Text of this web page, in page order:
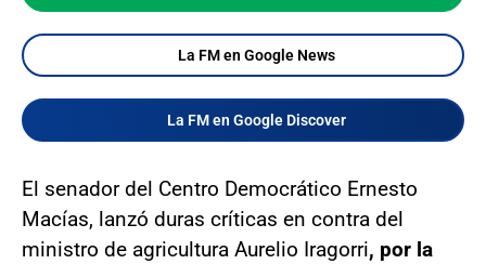
La FM en Google News
La FM en Google Discover
El senador del Centro Democrático Ernesto
Macías, lanzó duras críticas en contra del
ministro de agricultura Aurelio Iragorri, por la